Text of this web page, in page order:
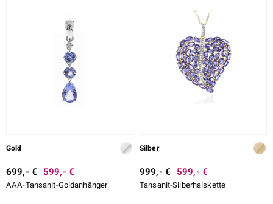
Gold
699,- € 599,- €
AAA-Tansanit-Goldanhänger
Silber
999,- € 599,- €
Tansanit-Silberhalskette